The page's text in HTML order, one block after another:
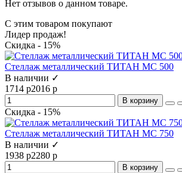
Нет отзывов о данном товаре.
С этим товаром покупают
Лидер продаж!
Скидка - 15%
Стеллаж металлический ТИТАН МС 500
В наличии ✓
1714 р2016 р
В корзину
Скидка - 15%
Стеллаж металлический ТИТАН МС 750
В наличии ✓
1938 р2280 р
В корзину